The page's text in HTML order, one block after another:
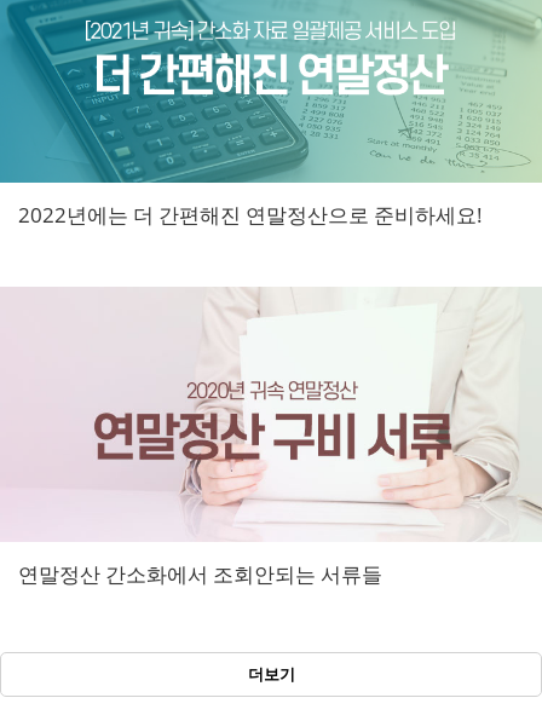
2022년에는 더 간편해진 연말정산으로 준비하세요!
연말정산 간소화에서 조회안되는 서류들
더보기